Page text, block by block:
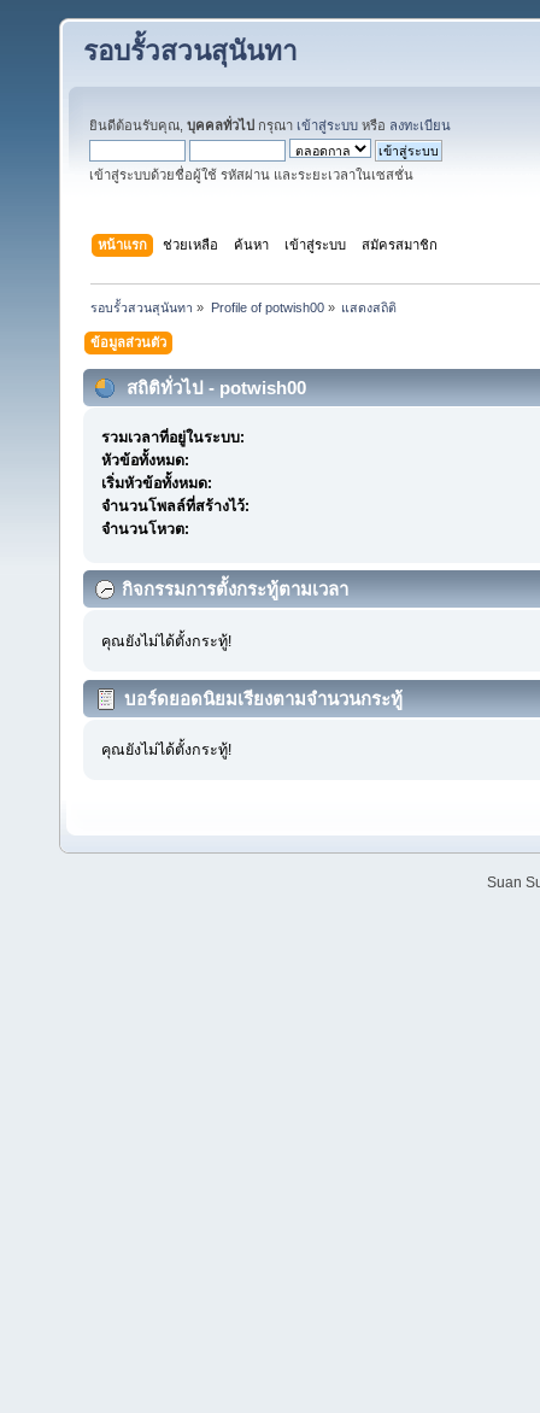
รอบรั้วสวนสุนันทา
ยินดีต้อนรับคุณ, บุคคลทั่วไป กรุณา เข้าสู่ระบบ หรือ ลงทะเบียน
เข้าสู่ระบบด้วยชื่อผู้ใช้ รหัสผ่าน และระยะเวลาในเซสชั่น
หน้าแรก ช่วยเหลือ ค้นหา เข้าสู่ระบบ สมัครสมาชิก
รอบรั้วสวนสุนันทา » Profile of potwish00» แสดงสถิติ
ข้อมูลส่วนตัว
สถิติทั่วไป - potwish00
รวมเวลาที่อยู่ในระบบ:
หัวข้อทั้งหมด:
เริ่มหัวข้อทั้งหมด:
จำนวนโพลล์ที่สร้างไว้:
จำนวนโหวต:
กิจกรรมการตั้งกระทู้ตามเวลา
คุณยังไม่ได้ตั้งกระทู้!
บอร์ดยอดนิยมเรียงตามจำนวนกระทู้
คุณยังไม่ได้ตั้งกระทู้!
Suan